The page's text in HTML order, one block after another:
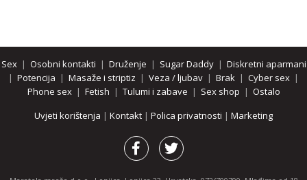
Sex| Osobni kontakti | Druženje | Sugar Daddy| Diskretni aparmani
| Potencija | Masaže i striptiz | Veza / ljubav | Brak | Cyber sex |
Phone sex| Fetish | Tulumi i zabave | Sex shop | Ostalo
Uvjeti korištenja | Kontakt | Polica privatnosti | Marketing